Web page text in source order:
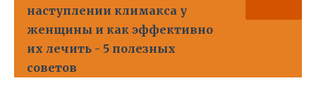
наступлении климакса у
женщины и как эффективно
их лечить - 5 полезных
советов